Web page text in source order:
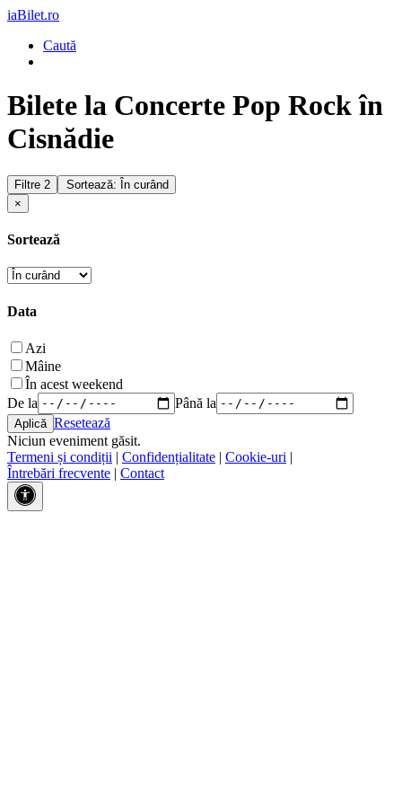
iaBilet.ro
Caută
Bilete la Concerte Pop Rock în
Cisnădie
Filtre 2
Sortează: În curând
×
Sortează
Data
Azi
Mâine
În acest weekend
De la
Până la
Resetează
Niciun eveniment găsit.
Termeni și condiții | Confidențialitate | Cookie-uri |
Întrebări frecvente | Contact